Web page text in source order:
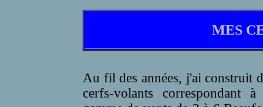
MES
Au fil des années, j'ai construit
cerfs-volants correspondant